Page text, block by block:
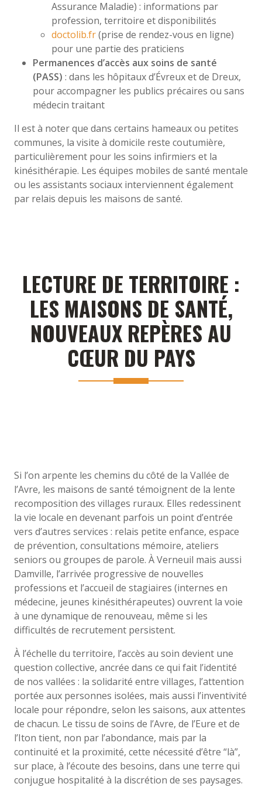
Assurance Maladie) : informations par
profession, territoire et disponibilités
doctolib.fr(prise de rendez-vous en ligne)
pour une partie des praticiens
Permanences d’accès aux soins de santé
(PASS) : dans les hôpitaux d’Évreux et de Dreux,
pour accompagner les publics précaires ou sans
médecin traitant
Il est à noter que dans certains hameaux ou petites
communes, la visite à domicile reste coutumière,
particulièrement pour les soins infirmiers et la
kinésithérapie. Les équipes mobiles de santé mentale
ou les assistants sociaux interviennent également
par relais depuis les maisons de santé.
LECTURE DE TERRITOIRE :
LES MAISONS DE SANTÉ,
NOUVEAUX REPÈRES AU
CŒUR DU PAYS
Si l’on arpente les chemins du côté de la Vallée de
l’Avre, les maisons de santé témoignent de la lente
recomposition des villages ruraux. Elles redessinent
la vie locale en devenant parfois un point d’entrée
vers d’autres services : relais petite enfance, espace
de prévention, consultations mémoire, ateliers
seniors ou groupes de parole. À Verneuil mais aussi
Damville, l’arrivée progressive de nouvelles
professions et l’accueil de stagiaires (internes en
médecine, jeunes kinésithérapeutes) ouvrent la voie
à une dynamique de renouveau, même si les
difficultés de recrutement persistent.
À l’échelle du territoire, l’accès au soin devient une
question collective, ancrée dans ce qui fait l’identité
de nos vallées : la solidarité entre villages, l’attention
portée aux personnes isolées, mais aussi l’inventivité
locale pour répondre, selon les saisons, aux attentes
de chacun. Le tissu de soins de l’Avre, de l’Eure et de
l’Iton tient, non par l’abondance, mais par la
continuité et la proximité, cette nécessité d’être “là”,
sur place, à l’écoute des besoins, dans une terre qui
conjugue hospitalité à la discrétion de ses paysages.